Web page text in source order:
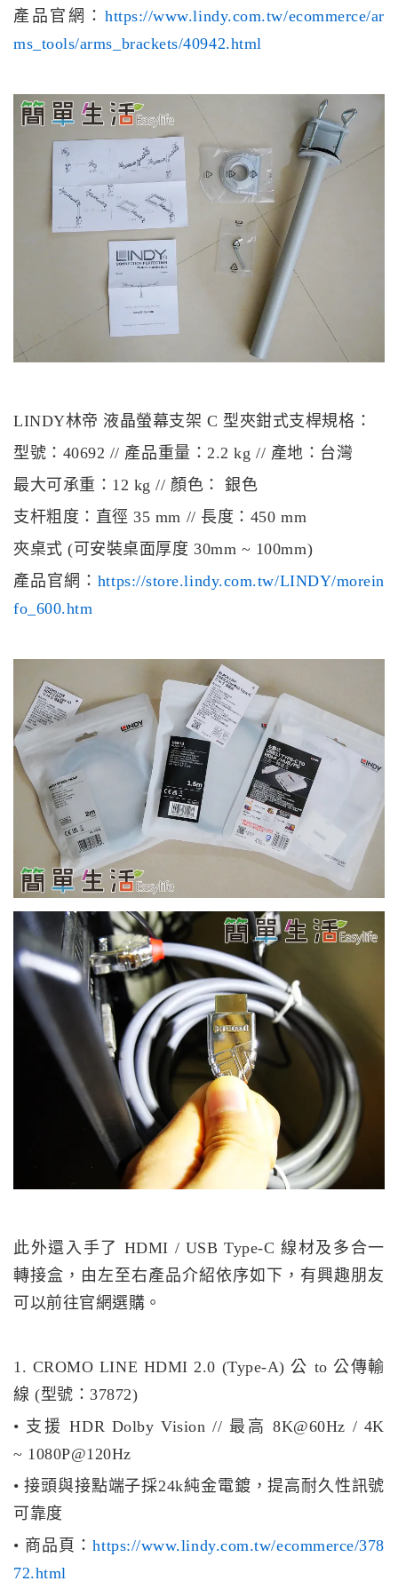
產品官網：https://www.lindy.com.tw/ecommerce/ar
ms_tools/arms_brackets/40942.html
LINDY林帝 液晶螢幕支架 C 型夾鉗式支桿規格：
型號：40692 // 產品重量：2.2 kg // 產地：台灣
最大可承重：12 kg // 顏色： 銀色
支杆粗度：直徑 35 mm // 長度：450 mm
夾桌式 (可安裝桌面厚度 30mm ~ 100mm)
產品官網： https://store.lindy.com.tw/LINDY/morein
fo_600.htm
此外還入手了 HDMI / USB Type-C 線材及多合一
轉接盒，由左至右產品介紹依序如下，有興趣朋友
可以前往官網選購。
1. CROMO LINE HDMI 2.0 (Type-A) 公 to 公傳輸
線 (型號：37872)
• 支援 HDR Dolby Vision // 最高 8K@60Hz / 4K
~ 1080P@120Hz
• 接頭與接點端子採24k純金電鍍，提高耐久性訊號
可靠度
• 商品頁：https://www.lindy.com.tw/ecommerce/378
72.html